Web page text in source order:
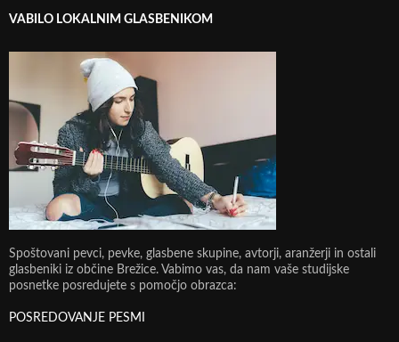
VABILO LOKALNIM GLASBENIKOM
Spoštovani pevci, pevke, glasbene skupine, avtorji, aranžerji in ostali
glasbeniki iz občine Brežice. Vabimo vas, da nam vaše studijske
posnetke posredujete s pomočjo obrazca:
POSREDOVANJE PESMI